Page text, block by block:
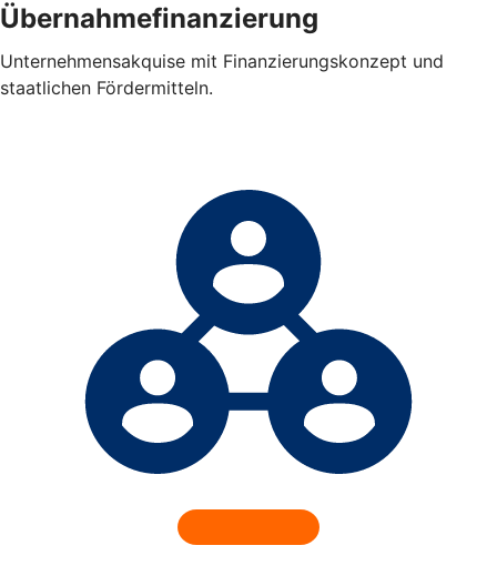
Übernahmefinanzierung
Unternehmensakquise mit Finanzierungskonzept und
staatlichen Fördermitteln.